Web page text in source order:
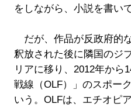
をしながら、小説を書い
だが、作品が反政府的
釈放された後に隣国のジ
リアに移り、2012年から
戦線（OLF）」のスポー
いう。OLFは、エチオピ